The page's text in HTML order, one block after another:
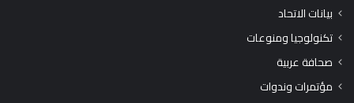
بيانات الاتحاد
تكنولوجيا ومنوعات
صحافة عربية
مؤتمرات وندوات